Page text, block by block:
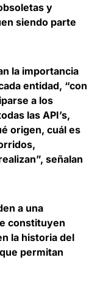
y
siendo parte
la importancia
entidad, “con
a los
las API’s,
origen, cuál es
señalan
a una
constituyen
la historia del
permitan